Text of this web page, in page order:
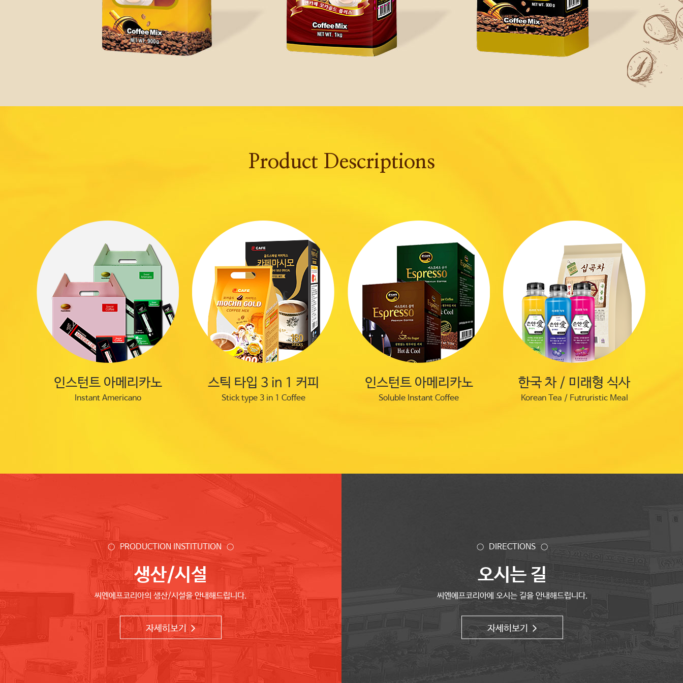
Product Descriptions
인스턴트 아메리카노
Instant Americano
스틱 타입 3 in 1 커피
Stick type 3 in 1 Coffee
인스턴트 아메리카노
Soluble Instant Coffee
한국 차 / 미래형 식사
Korean Tea / Futruristic Meal
○ PRODUCTION INSTITUTION ○
생산/시설
씨엔에프코리아의 생산/시설을 안내해드립니다.
자세히보기
○ DIRECTIONS ○
오시는 길
씨엔에프코리아에 오시는 길을 안내해드립니다.
자세히보기